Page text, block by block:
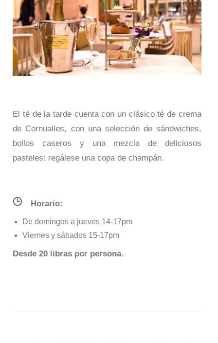
El té de la tarde cuenta con un clásico té de crema
de Cornualles, con una selección de sándwiches,
bollos caseros y una mezcla de deliciosos
pasteles: regálese una copa de champán.
Horario:
De domingos a jueves 14-17pm
Viernes y sábados 15-17pm
Desde 20 libras por persona.